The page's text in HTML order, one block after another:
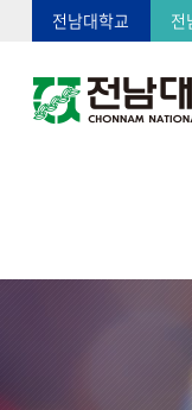
전남대학교 전